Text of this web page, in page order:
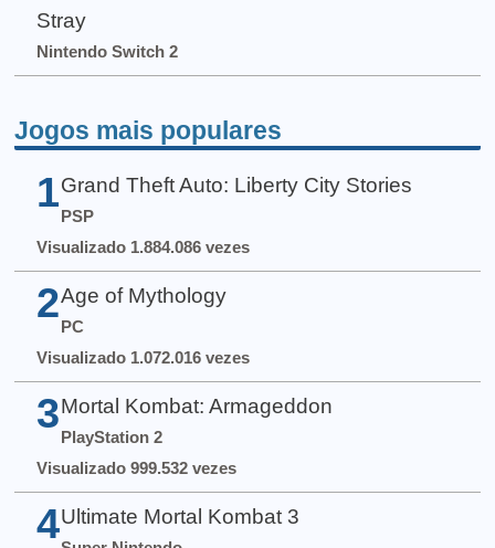
Stray
Nintendo Switch 2
Jogos mais populares
1 Grand Theft Auto: Liberty City Stories
PSP
Visualizado 1.884.086 vezes
2 Age of Mythology
PC
Visualizado 1.072.016 vezes
3 Mortal Kombat: Armageddon
PlayStation 2
Visualizado 999.532 vezes
4 Ultimate Mortal Kombat 3